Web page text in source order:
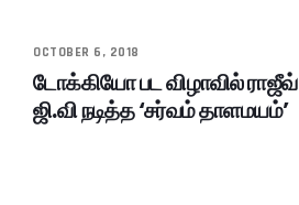
OCTOBER 6, 2018
டோக்கியோ பட விழாவில்
ஜி.வி நடித்த ‘சர்வம் தாளமயம்’